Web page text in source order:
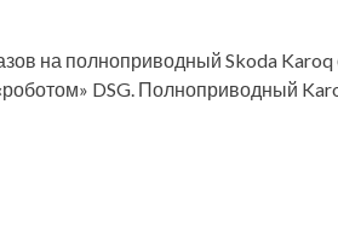
на полноприводный Skoda
DSG. Полноприводный